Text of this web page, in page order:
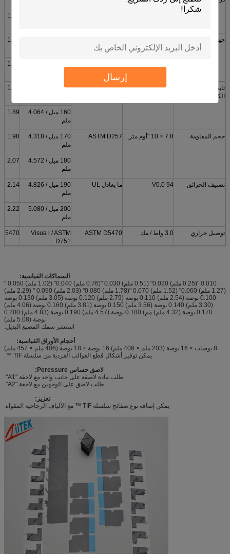
إرسال
1.52
جهد الانهيار العازل
متردد
1.63
1.71
ثابت العزل
الكهربائي
7.5 ميغا هيرتز ASTM D150
1.81
160 ميل / 4.064
ملم
1.89
حجم المقاومة 7.8 × 10 "أوم متر ASTM D257
170 ميل / 4.318
ملم
1.98
180 ميل / 4.572
ملم
2.07
تصنيف الحرائق 94 V0.0 ما يعادل UL
190 ميل / 4.826
ملم
2.14
200 ميل / 5.080
ملم
2.22
توصيل حراري 3.0 واط / مك ASTM D5470
Visua l / ASTM
D751
السماكات القياسية:
0.010 "(0.25 ملم) 0.020" (0.51 ملم) 0.030 "(0.76 ملم) 0.040" (1.02 ملم) 0.050 "
(1.27 ملم) 0.060" (1.52 ملم) 0.070 "(1.78 ملم) 0.080" (2.03 ملم) 0.090 " (2.29 ملم)
0.100 بوصة (2.54 ملم) 0.110 بوصة (2.79 ملم) 0.120 بوصة (3.05 ملم) 0.130 بوصة
(3.30 ملم) 0.140 بوصة (3.56 ملم) 0.150 بوصة (3.81 ملم) 0.160 بوصة (4.06 ملم)
0.170 بوصة (4.32 ملم) مم) 0.180 بوصة (4.57 ملم) 0.190 بوصة (4.83 ملم) 0.200
بوصة (5.08 ملم)
استشر سمك المصنع البديل.
أحجام الأوراق القياسية:
8 بوصات × 16 بوصة (203 ملم × 406 ملم) 16 بوصة × 18 بوصة (406 ملم × 457 ملم)
يمكن توفير أشكال قطع القوالب الفردية من سلسلة TIF ™.
لاصق حساس Peressure:
طلب مادة لاصقة على جانب واحد مع لاحقة "A1".
طلب لاصق على الوجهين مع لاحقة "A2".
تعزيز:
يمكن إضافة نوع صفائح سلسلة TIF ™ مع الألياف الزجاجية المقواة.